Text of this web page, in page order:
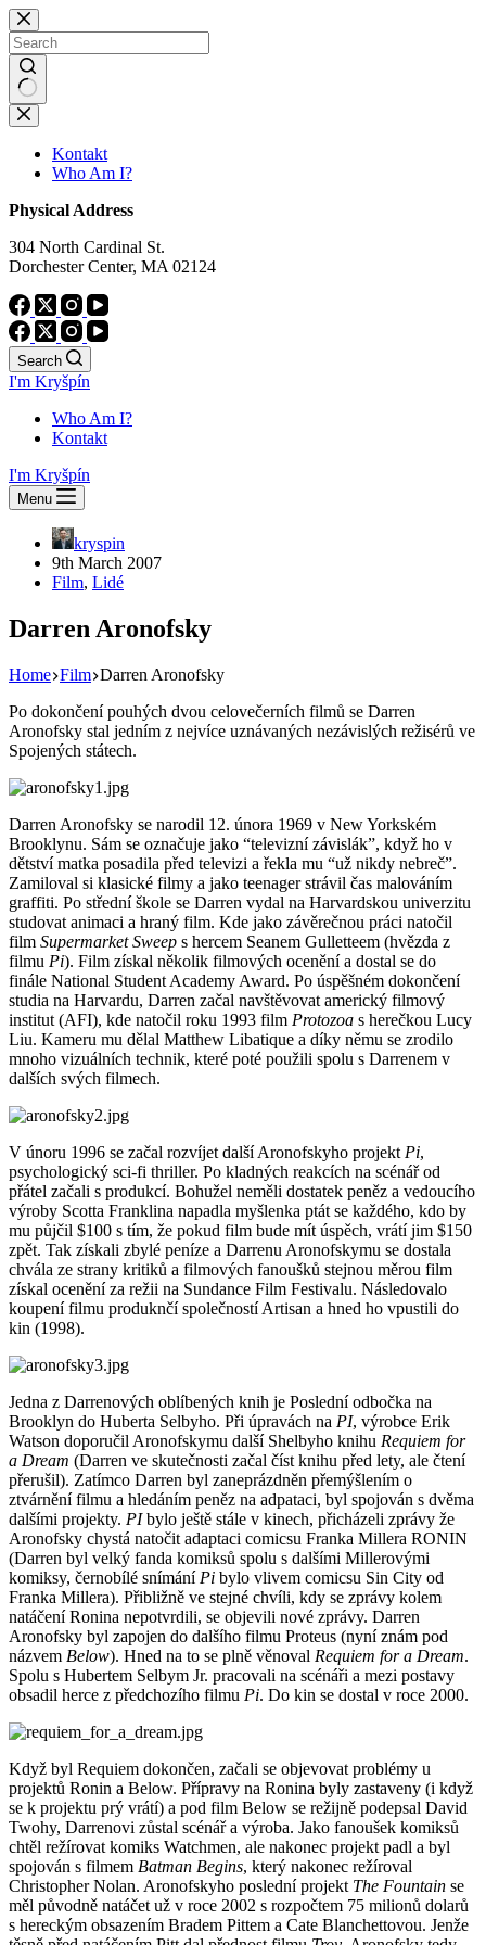
Skip
to
content
No
results
Kontakt
Who Am I?
Physical Address
304 North Cardinal St.
Dorchester Center, MA 02124
Search
I'm Kryšpín
Who Am I?
Kontakt
I'm Kryšpín
Menu
kryspin
9th March 2007
Film, Lidé
Darren Aronofsky
Home Film Darren Aronofsky
Po dokončení pouhých dvou celovečerních filmů se Darren
Aronofsky stal jedním z nejvíce uznávaných nezávislých režisérů ve
Spojených státech.
Darren Aronofsky se narodil 12. února 1969 v New Yorkském
Brooklynu. Sám se označuje jako “televizní závislák”, když ho v
dětství matka posadila před televizi a řekla mu “už nikdy nebreč”.
Zamiloval si klasické filmy a jako teenager strávil čas malováním
graffiti. Po střední škole se Darren vydal na Harvardskou univerzitu
studovat animaci a hraný film. Kde jako závěrečnou práci natočil
film Supermarket Sweep s hercem Seanem Gulletteem (hvězda z
filmu Pi). Film získal několik filmových ocenění a dostal se do
finále National Student Academy Award. Po úspěšném dokončení
studia na Harvardu, Darren začal navštěvovat americký filmový
institut (AFI), kde natočil roku 1993 film Protozoa s herečkou Lucy
Liu. Kameru mu dělal Matthew Libatique a díky němu se zrodilo
mnoho vizuálních technik, které poté použili spolu s Darrenem v
dalších svých filmech.
V únoru 1996 se začal rozvíjet další Aronofskyho projekt Pi,
psychologický sci-fi thriller. Po kladných reakcích na scénář od
přátel začali s produkcí. Bohužel neměli dostatek peněz a vedoucího
výroby Scotta Franklina napadla myšlenka ptát se každého, kdo by
mu půjčil $100 s tím, že pokud film bude mít úspěch, vrátí jim $150
zpět. Tak získali zbylé peníze a Darrenu Aronofskymu se dostala
chvála ze strany kritiků a filmových fanoušků stejnou měrou film
získal ocenění za režii na Sundance Film Festivalu. Následovalo
koupení filmu produknčí společností Artisan a hned ho vpustili do
kin (1998).
Jedna z Darrenových oblíbených knih je Poslední odbočka na
Brooklyn do Huberta Selbyho. Při úpravách na PI, výrobce Erik
Watson doporučil Aronofskymu další Shelbyho knihu Requiem for
a Dream (Darren ve skutečnosti začal číst knihu před lety, ale čtení
přerušil). Zatímco Darren byl zaneprázdněn přemýšlením o
ztvárnění filmu a hledáním peněz na adpataci, byl spojován s dvěma
dalšími projekty. PIbylo ještě stále v kinech, přicházeli zprávy že
Aronofsky chystá natočit adaptaci comicsu Franka Millera RONIN
(Darren byl velký fanda komiksů spolu s dalšími Millerovými
komiksy, černobílé snímání Pi bylo vlivem comicsu Sin City od
Franka Millera). Přibližně ve stejné chvíli, kdy se zprávy kolem
natáčení Ronina nepotvrdili, se objevili nové zprávy. Darren
Aronofsky byl zapojen do dalšího filmu Proteus (nyní znám pod
názvem Below). Hned na to se plně věnoval Requiem for a Dream.
Spolu s Hubertem Selbym Jr. pracovali na scénáři a mezi postavy
obsadil herce z předchozího filmu Pi. Do kin se dostal v roce 2000.
Když byl Requiem dokončen, začali se objevovat problémy u
projektů Ronin a Below. Přípravy na Ronina byly zastaveny (i když
se k projektu prý vrátí) a pod film Below se režijně podepsal David
Twohy, Darrenovi zůstal scénář a výroba. Jako fanoušek komiksů
chtěl režírovat komiks Watchmen, ale nakonec projekt padl a byl
spojován s filmem Batman Begins, který nakonec režíroval
Christopher Nolan. Aronofskyho poslední projekt The Fountain se
měl původně natáčet už v roce 2002 s rozpočtem 75 milionů dolarů
s hereckým obsazením Bradem Pittem a Cate Blanchettovou. Jenže